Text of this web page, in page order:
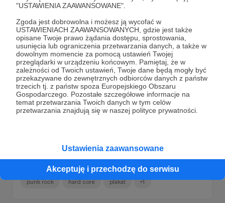
"USTAWIENIA ZAAWANSOWANE".
Zgoda jest dobrowolna i możesz ją wycofać w
USTAWIENIACH ZAAWANSOWANYCH, gdzie jest także
opisane Twoje prawo żądania dostępu, sprostowania,
usunięcia lub ograniczenia przetwarzania danych, a także w
dowolnym momencie za pomocą ustawień Twojej
przeglądarki w urządzeniu końcowym. Pamiętaj, że w
zależności od Twoich ustawień, Twoje dane będą mogły być
przekazywane do zewnętrznych odbiorców danych z państw
trzecich tj. z państw spoza Europejskiego Obszaru
Gospodarczego. Pozostałe szczegółowe informacje na
temat przetwarzania Twoich danych w tym celów
przetwarzania znajdują się w naszej polityce prywatności.
Ustawienia zaawansowane
Akceptuję i przechodzę do serwisu
25.02.2021 ● Brak komentarzy
Wydrukuj To Sam! Print It Yourself! Zestaw plakatów
punk rock hard core plakat +1